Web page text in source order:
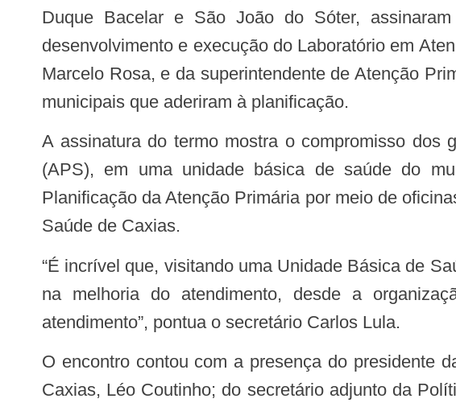
Duque Bacelar e São João do Sóter,
desenvolvimento e execução do Laboratório em
Marcelo Rosa, e da superintendente de Atenção
municipais que aderiram à planificação.
A assinatura do termo mostra o compromisso dos gestores na implantação de um Laboratório em Atenção Primária à Saúde
(APS), em uma unidade básica de saúde do
Planificação da Atenção Primária por meio de
Saúde de Caxias.
“É incrível que, visitando uma Unidade Básica de Saúde que já tenha a planificação e outra não, é possível perceber a diferença
na melhoria do atendimento, desde a
atendimento”, pontua o secretário Carlos Lula.
O encontro contou com a presença do presidente da Assembleia Legislativa do Maranhão, Humberto Coutinho; do prefeito de
Caxias, Léo Coutinho; do secretário adjunto da